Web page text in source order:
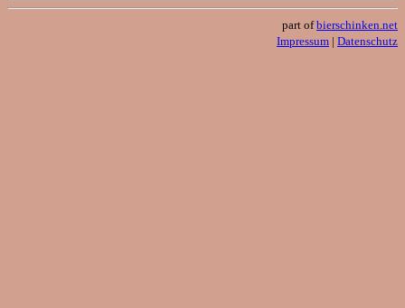
part ofbierschinken.net
Impressum | Datenschutz